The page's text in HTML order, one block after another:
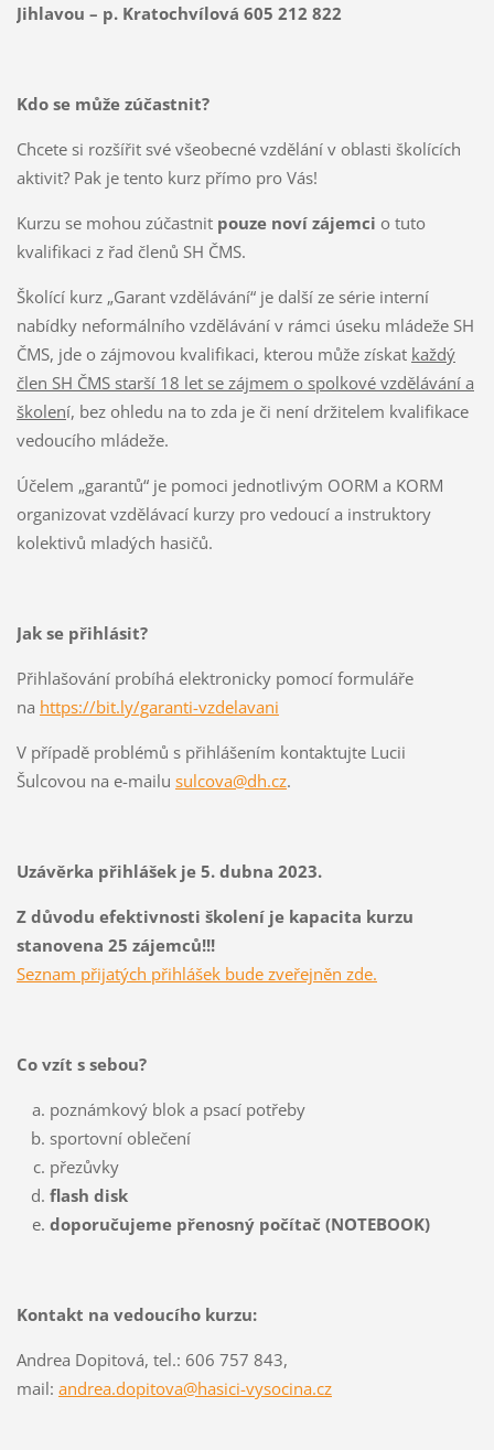
Jihlavou – p. Kratochvílová 605 212 822
Kdo se může zúčastnit?
Chcete si rozšířit své všeobecné vzdělání v oblasti školících
aktivit? Pak je tento kurz přímo pro Vás!
Kurzu se mohou zúčastnit pouze noví zájemci o tuto
kvalifikaci z řad členů SH ČMS.
Školící kurz „Garant vzdělávání“ je další ze série interní
nabídky neformálního vzdělávání v rámci úseku mládeže SH
ČMS, jde o zájmovou kvalifikaci, kterou může získat každý
člen SH ČMS starší 18 let se zájmem o spolkové vzdělávání a
školení, bez ohledu na to zda je či není držitelem kvalifikace
vedoucího mládeže.
Účelem „garantů“ je pomoci jednotlivým OORM a KORM
organizovat vzdělávací kurzy pro vedoucí a instruktory
kolektivů mladých hasičů.
Jak se přihlásit?
Přihlašování probíhá elektronicky pomocí formuláře
na https://bit.ly/garanti-vzdelavani
V případě problémů s přihlášením kontaktujte Lucii
Šulcovou na e-mailu sulcova@dh.cz.
Uzávěrka přihlášek je 5. dubna 2023.
Z důvodu efektivnosti školení je kapacita kurzu
stanovena 25 zájemců!!!
Seznam přijatých přihlášek bude zveřejněn zde.
Co vzít s sebou?
poznámkový blok a psací potřeby
sportovní oblečení
přezůvky
flash disk
doporučujeme přenosný počítač (NOTEBOOK)
Kontakt na vedoucího kurzu:
Andrea Dopitová, tel.: 606 757 843,
mail: andrea.dopitova@hasici-vysocina.cz